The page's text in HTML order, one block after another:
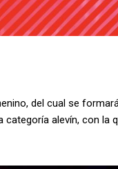
del cual se
alevín, con la